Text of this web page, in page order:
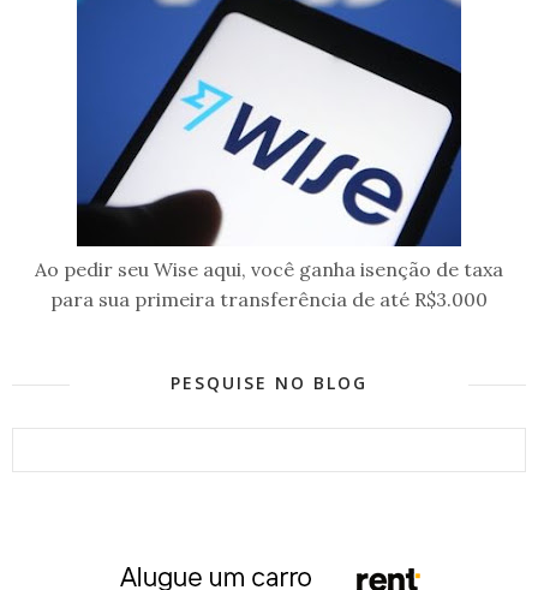
Ao pedir seu Wise aqui, você ganha isenção de taxa
para sua primeira transferência de até R$3.000
PESQUISE NO BLOG